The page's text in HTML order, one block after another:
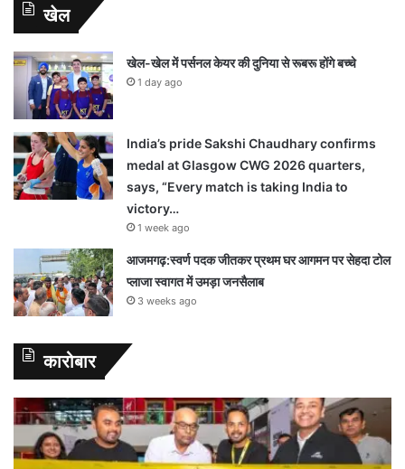
खेल
खेल-खेल में पर्सनल केयर की दुनिया से रूबरू होंगे बच्चे
1 day ago
India’s pride Sakshi Chaudhary confirms
medal at Glasgow CWG 2026 quarters,
says, “Every match is taking India to
victory…
1 week ago
आजमगढ़:स्वर्ण पदक जीतकर प्रथम घर आगमन पर सेहदा टोल
प्लाजा स्वागत में उमड़ा जनसैलाब
3 weeks ago
कारोबार